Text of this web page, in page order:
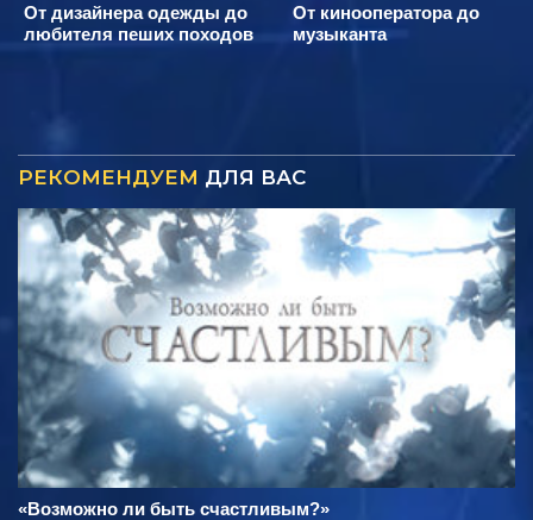
От дизайнера одежды до
любителя пеших походов
От кинооператора до
музыканта
РЕКОМЕНДУЕМ ДЛЯ ВАС
«Возможно ли быть счастливым?»